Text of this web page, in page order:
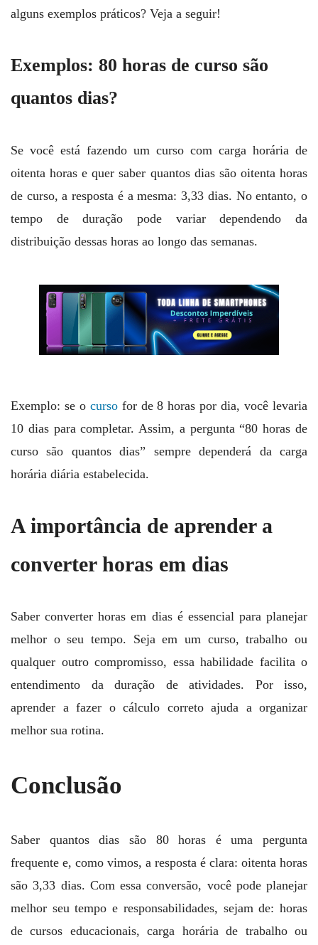
alguns exemplos práticos? Veja a seguir!
Exemplos: 80 horas de curso são
quantos dias?
Se você está fazendo um curso com carga horária de
oitenta horas e quer saber quantos dias são oitenta horas
de curso, a resposta é a mesma: 3,33 dias. No entanto, o
tempo de duração pode variar dependendo da
distribuição dessas horas ao longo das semanas.
Exemplo: se o cursofor de 8 horas por dia, você levaria
10 dias para completar. Assim, a pergunta “80 horas de
curso são quantos dias” sempre dependerá da carga
horária diária estabelecida.
A importância de aprender a
converter horas em dias
Saber converter horas em dias é essencial para planejar
melhor o seu tempo. Seja em um curso, trabalho ou
qualquer outro compromisso, essa habilidade facilita o
entendimento da duração de atividades. Por isso,
aprender a fazer o cálculo correto ajuda a organizar
melhor sua rotina.
Conclusão
Saber quantos dias são 80 horas é uma pergunta
frequente e, como vimos, a resposta é clara: oitenta horas
são 3,33 dias. Com essa conversão, você pode planejar
melhor seu tempo e responsabilidades, sejam de: horas
de cursos educacionais, carga horária de trabalho ou